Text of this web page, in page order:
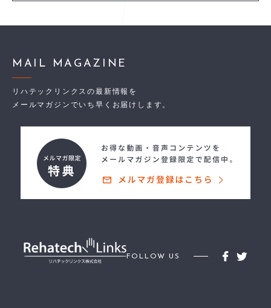
MAIL MAGAZINE
リハテックリンクスの最新情報を
メールマガジンでいち早くお届けします。
FOLLOW US